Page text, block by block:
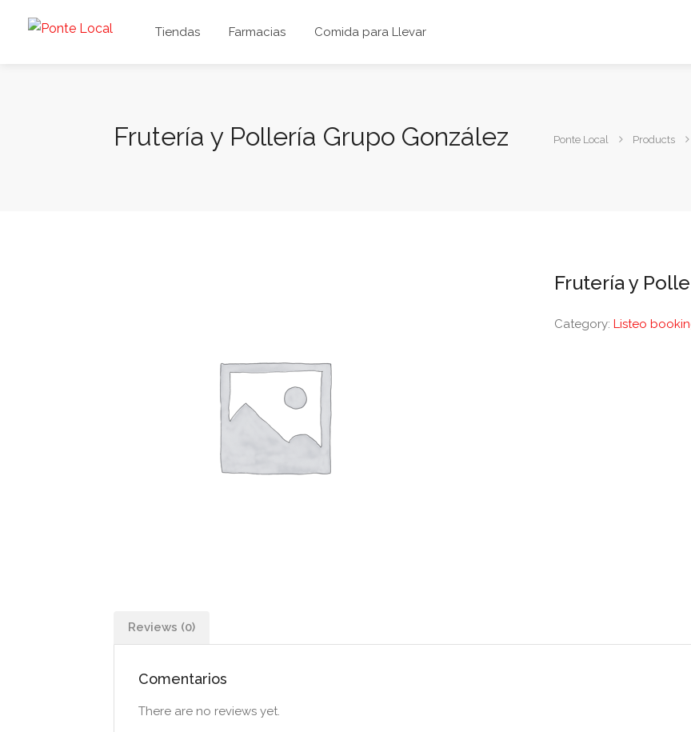
Tiendas Farmacias Comida para Llevar
Frutería y Pollería Grupo González Ponte Local Products
Frutería y
Category:Listeo
Reviews (0)
Comentarios
There are no reviews yet.